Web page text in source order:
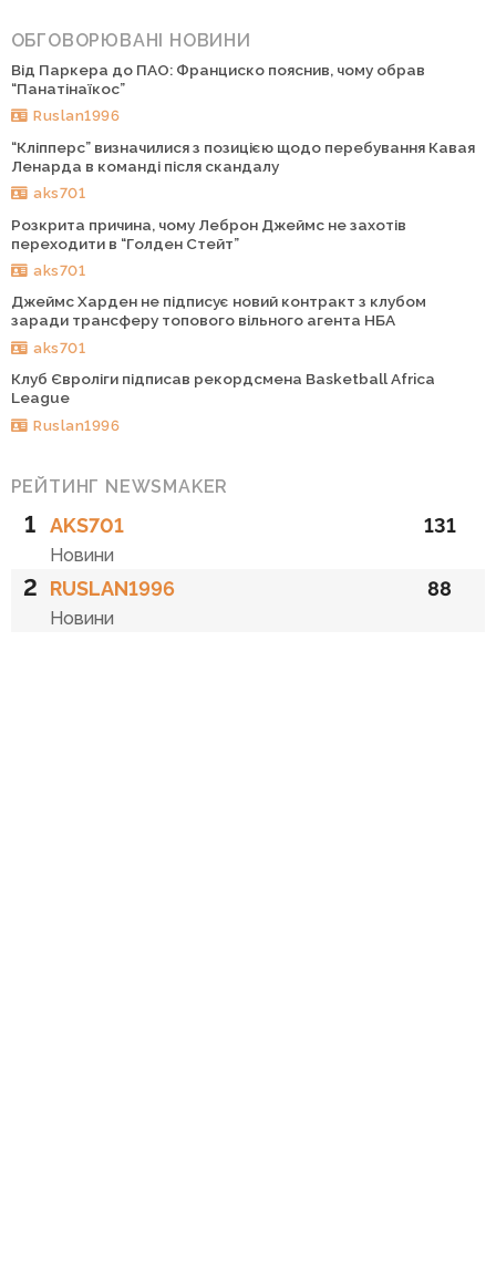
ОБГОВОРЮВАНІ НОВИНИ
Від Паркера до ПАО: Франциско пояснив, чому обрав
“Панатінаїкос”
Ruslan1996
“Кліпперс” визначилися з позицією щодо перебування Кавая
Ленарда в команді після скандалу
aks701
Розкрита причина, чому Леброн Джеймс не захотів
переходити в “Голден Стейт”
aks701
Джеймс Харден не підписує новий контракт з клубом
заради трансферу топового вільного агента НБА
aks701
Клуб Євроліги підписав рекордсмена Basketball Africa
League
Ruslan1996
РЕЙТИНГ NEWSMAKER
1 AKS701
Новини
131
2 RUSLAN1996
Новини
88